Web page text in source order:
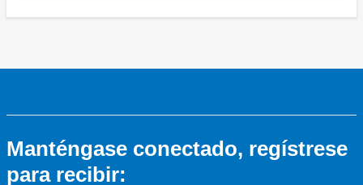
Manténgase conectado, regístrese
para recibir: